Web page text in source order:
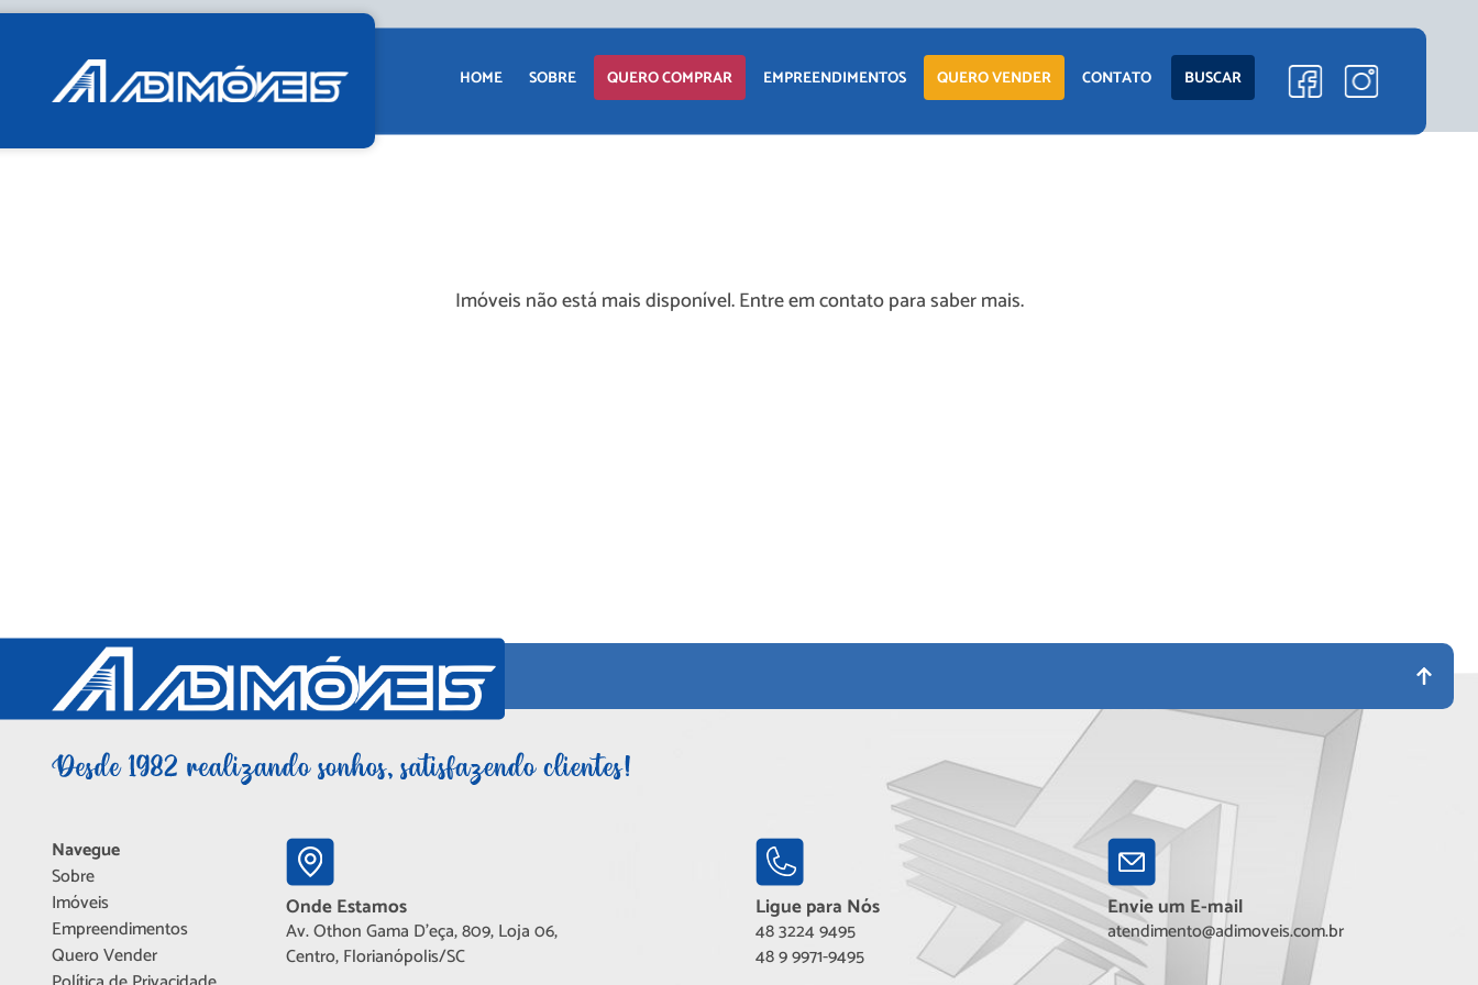
HOME SOBRE QUERO COMPRAR
TERRENO
EMPREENDIMENTOS
PRONTOS PARA
MORAR
QUERO VENDER CONTATO BUSCAR
APARTAMENTO
CASA
LANÇAMENTOS
EM CONSTRUÇÃO
Imóveis não está mais disponível. Entre em contato para saber mais.
Navegue
Sobre
Imóveis
Empreendimentos
Quero Vender
Onde Estamos
Av. Othon Gama D'eça, 809, Loja 06,
Centro, Florianópolis/SC
Ligue para Nós
48 3224 9495
48 9 9971-9495
Envie um E-mail
atendimento@adimoveis.com.br